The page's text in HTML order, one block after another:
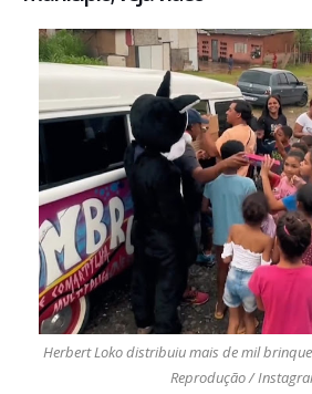
Herbert Loko distribuiu mais de mil
Reprodução /